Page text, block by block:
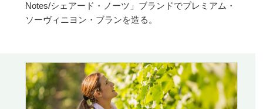
Notes/シェアード・ノーツ」ブランドでプレミアム・
ソーヴィニヨン・ブランを造る。